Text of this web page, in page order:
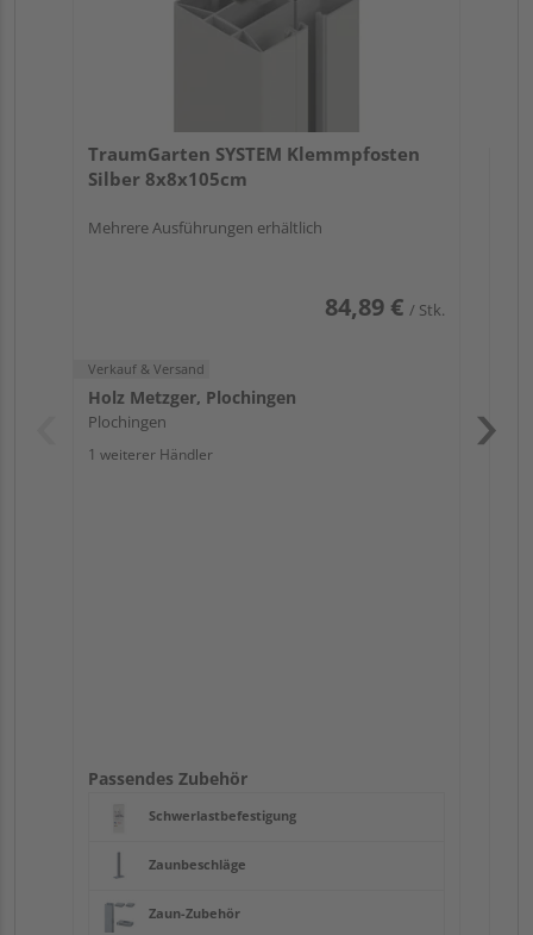
TraumGarten SYSTEM Klemmpfosten
Silber 8x8x105cm
Mehrere Ausführungen erhältlich
84,89 € / Stk.
Verkauf & Versand
Holz Metzger, Plochingen
Plochingen
1 weiterer Händler
Passendes Zubehör
Schwerlastbefestigung
Zaunbeschläge
Zaun-Zubehör